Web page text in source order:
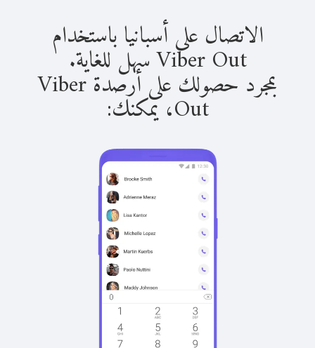
الاتصال على أسبانيا باستخدام
Viber Out سهل للغاية.
بمجرد حصولك على أرصدة Viber
Out، يمكنك: